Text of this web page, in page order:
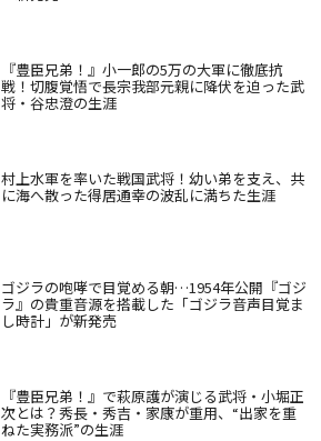
『豊臣兄弟！』小一郎の5万の大軍に徹底抗
戦！切腹覚悟で長宗我部元親に降伏を迫った武
将・谷忠澄の生涯
村上水軍を率いた戦国武将！幼い弟を支え、共
に海へ散った得居通幸の波乱に満ちた生涯
ゴジラの咆哮で目覚める朝…1954年公開『ゴジ
ラ』の貴重音源を搭載した「ゴジラ音声目覚ま
し時計」が新発売
『豊臣兄弟！』で萩原護が演じる武将・小堀正
次とは？秀長・秀吉・家康が重用、“出家を重
ねた実務派”の生涯